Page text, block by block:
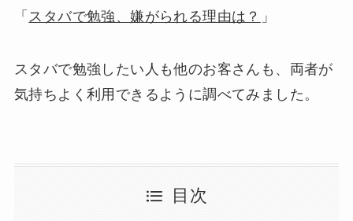
「 スタバで勉強、嫌がられる理由は？ 」
スタバで勉強したい人も他のお客さんも、両者が
気持ちよく利用できるように調べてみました。
目次